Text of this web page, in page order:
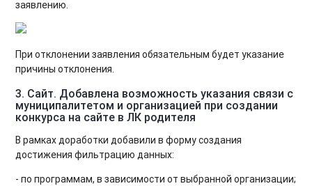
заявлению.
При отклонении заявления обязательным будет указание
причины отклонения.
3. Сайт. Добавлена возможность указания связи с
муниципалитетом и организацией при создании
конкурса на сайте в ЛК родителя
В рамках доработки добавили в форму создания
достижения фильтрацию данных:
- по программам, в зависимости от выбранной организации;